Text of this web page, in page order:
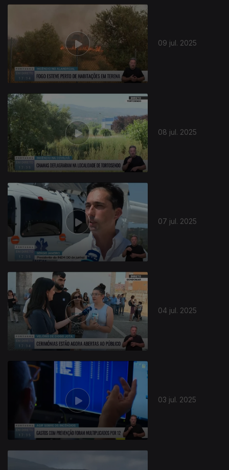
09 jul. 2025
08 jul. 2025
07 jul. 2025
04 jul. 2025
03 jul. 2025